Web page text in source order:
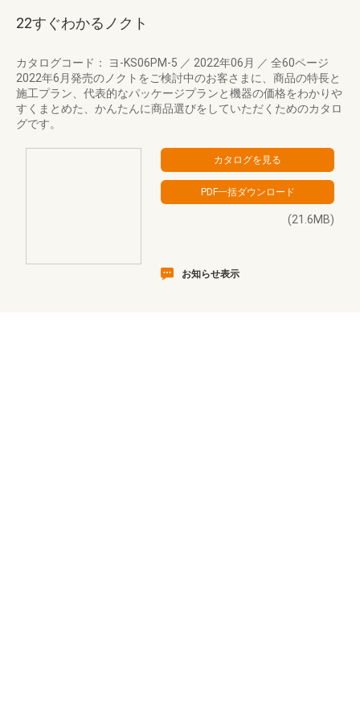
22すぐわかるノクト
カタログコード： ヨ-KS06PM-5 ／ 2022年06月 ／ 全60ページ
2022年6月発売のノクトをご検討中のお客さまに、商品の特長と
施工プラン、代表的なパッケージプランと機器の価格をわかりや
すくまとめた、かんたんに商品選びをしていただくためのカタロ
グです。
(21.6MB)
お知らせ表示